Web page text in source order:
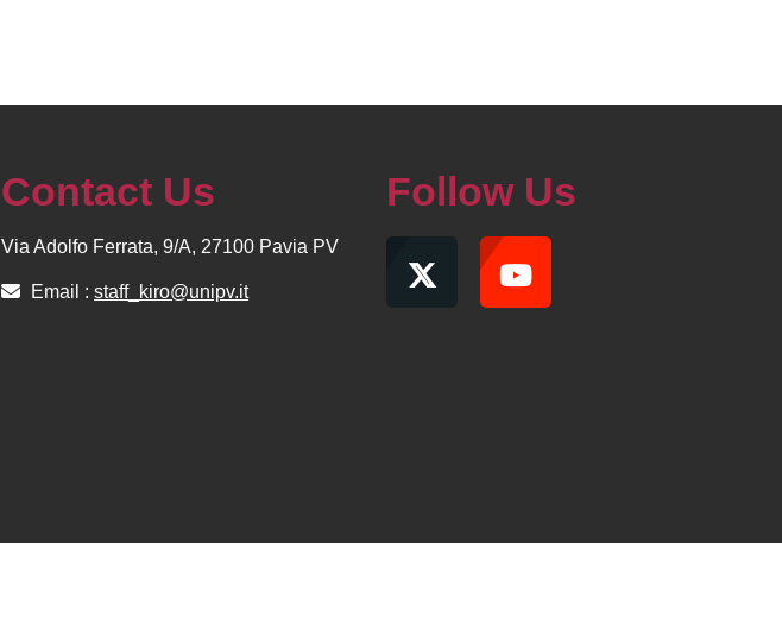
Contact Us
Via Adolfo Ferrata, 9/A, 27100 Pavia PV
Email : staff_kiro@unipv.it
Follow Us